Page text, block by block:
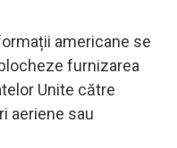
americane se
furnizarea
Unite către
aeriene sau